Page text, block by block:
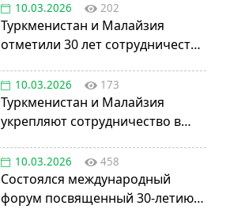
10.03.2026 202
Туркменистан и Малайзия
отметили 30 лет сотрудничества
10.03.2026 173
Туркменистан и Малайзия
укрепляют сотрудничество в
10.03.2026 458
Состоялся международный
форум посвященный 30-летию